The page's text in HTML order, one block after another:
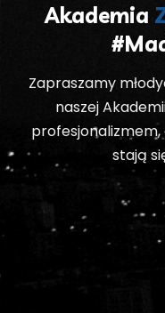
Akademia
Zapraszamy
naszej
stają